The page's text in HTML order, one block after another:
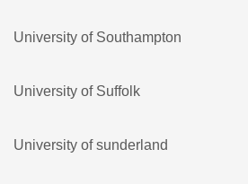
University of Southampton
University of Suffolk
University of sunderland